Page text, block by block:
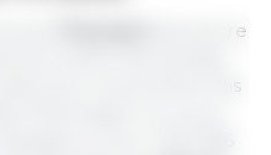
que
demeure
porcelets néerlandais,
pour la première fois
l'Allemagne. Au cours
a reçu 1 057 586